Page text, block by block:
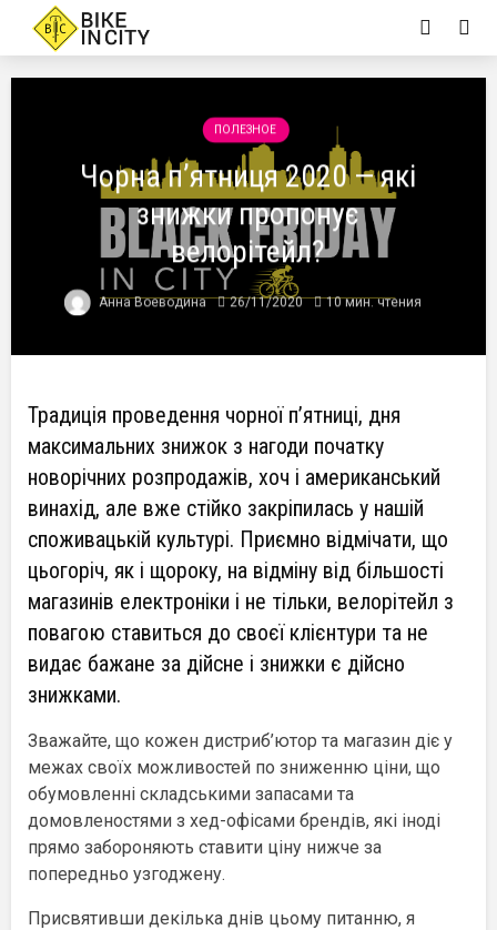
ПОЛЕЗНОЕ
Чорна п’ятниця 2020 — які
знижки пропонує
велорітейл?
Анна Воеводина 26/11/2020 10 мин. чтения
Традиція проведення чорної п’ятниці, дня
максимальних знижок з нагоди початку
новорічних розпродажів, хоч і американський
винахід, але вже стійко закріпилась у нашій
споживацькій культурі. Приємно відмічати, що
цьогоріч, як і щороку, на відміну від більшості
магазинів електроніки і не тільки, велорітейл з
повагою ставиться до своєї клієнтури та не
видає бажане за дійсне і знижки є дійсно
знижками.
Зважайте, що кожен дистриб’ютор та магазин діє у
межах своїх можливостей по зниженню ціни, що
обумовленні складськими запасами та
домовленостями з хед-офісами брендів, які іноді
прямо забороняють ставити ціну нижче за
попередньо узгоджену.
Присвятивши декілька днів цьому питанню, я